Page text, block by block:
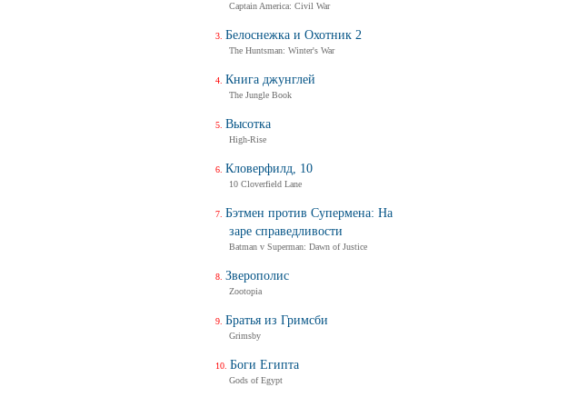
Captain America: Civil War
Белоснежка и Охотник 2
The Huntsman: Winter's War
Книга джунглей
The Jungle Book
Высотка
High-Rise
Кловерфилд, 10
10 Cloverfield Lane
Бэтмен против Супермена: На
заре справедливости
Batman v Superman: Dawn of Justice
Зверополис
Zootopia
Братья из Гримсби
Grimsby
Боги Египта
Gods of Egypt